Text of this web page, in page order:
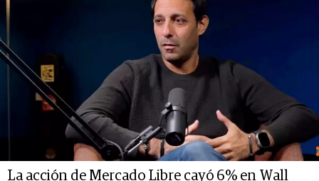
La acción de Mercado Libre cayó 6% en Wall